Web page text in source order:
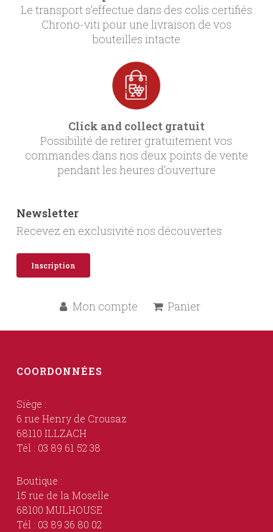
Le transport s’effectue dans des colis certifiés
Chrono-viti pour une livraison de vos
bouteilles intacte
Click and collect gratuit
Possibilité de retirer gratuitement vos
commandes dans nos deux points de vente
pendant les heures d’ouverture
Newsletter
Recevez en exclusivité nos découvertes
Inscription
Mon compte Panier
COORDONNÉES
Siège :
6 rue Henry de Crousaz
68110 ILLZACH
Tél : 03 89 61 52 38
Boutique :
15 rue de la Moselle
68100 MULHOUSE
Tél : 03 89 36 80 02